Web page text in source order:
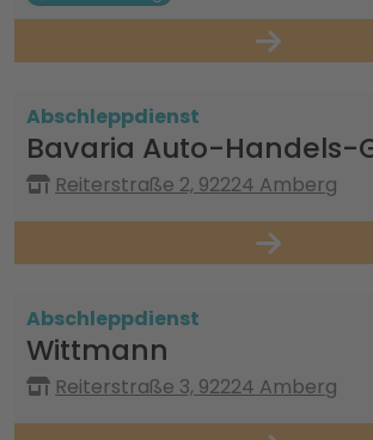
Abschleppdienst
Bavaria Auto-Handels-
Reiterstraße 2, 92224 Amberg
Abschleppdienst
Wittmann
Reiterstraße 3, 92224 Amberg